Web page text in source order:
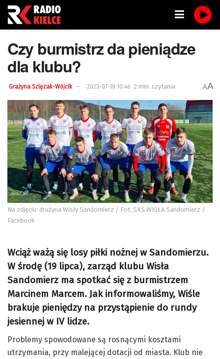
Czy burmistrz da pieniądze
dla klubu?
Grażyna Szlęzak-Wójcik 2023-07-18 10:46 2 min. czytania AA
Na zdjęciu: drużyna Wisły Sandomierz / Fot. SKS WISŁA Sandomierz /
Facebook
Wciąż ważą się losy piłki nożnej w Sandomierzu.
W środę (19 lipca), zarząd klubu Wisła
Sandomierz ma spotkać się z burmistrzem
Marcinem Marcem. Jak informowaliśmy, Wiśle
brakuje pieniędzy na przystąpienie do rundy
jesiennej w IV lidze.
Problemy spowodowane są rosnącymi kosztami
utrzymania, przy malejącej dotacji od miasta. Klub nie